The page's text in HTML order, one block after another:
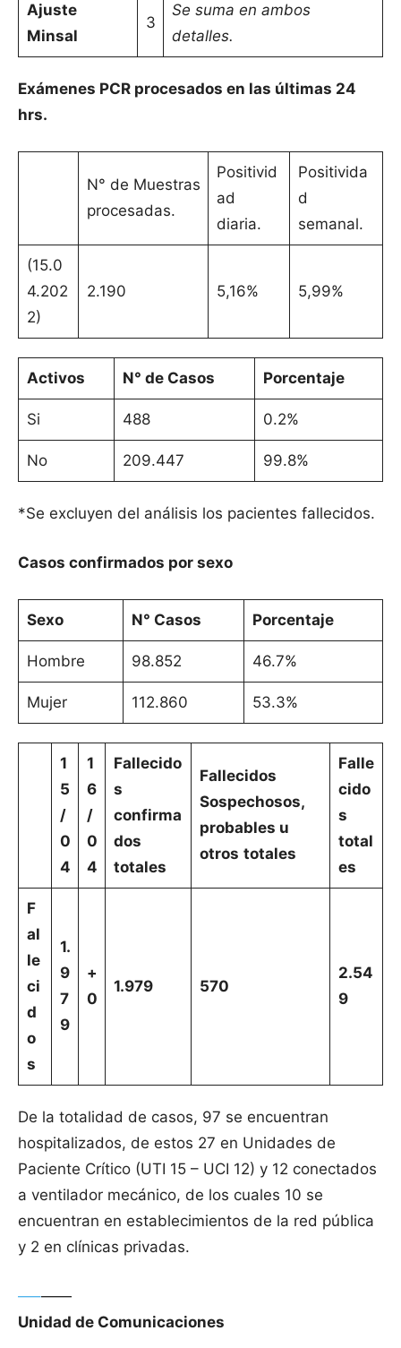
Ajuste
Minsal
3
Se suma en ambos
detalles.
Exámenes PCR procesados en las últimas 24
hrs.
N° de Muestras
procesadas.
Positivid
ad
diaria.
Positivida
d
semanal.
(15.0
4.202
2)
2.190 5,16% 5,99%
Activos N° de Casos Porcentaje
Si 488 0.2%
No 209.447 99.8%
*Se excluyen del análisis los pacientes fallecidos.
Casos confirmados por sexo
Sexo N° Casos Porcentaje
Hombre 98.852 46.7%
Mujer 112.860 53.3%
1
5
/
0
4
1
6
/
0
4
Fallecido
s
confirma
dos
totales
Fallecidos
Sospechosos,
probables u
otros totales
Falle
cido
s
total
es
F
al
le
ci
d
o
s
1.
9
7
9
+
0
1.979 570
2.54
9
De la totalidad de casos, 97 se encuentran
hospitalizados, de estos 27 en Unidades de
Paciente Crítico (UTI 15 – UCI 12) y 12 conectados
a ventilador mecánico, de los cuales 10 se
encuentran en establecimientos de la red pública
y 2 en clínicas privadas.
—–——
Unidad de Comunicaciones